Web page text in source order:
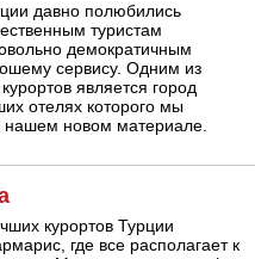
давно полюбились
туристам
демократичным
сервису. Одним из
является город
отелях которого мы
нашем новом материале.
курортов Турции
где все располагает к